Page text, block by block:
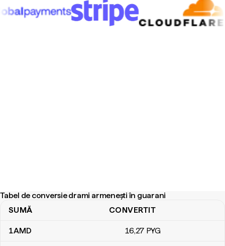
Tabel de conversie drami armenești în guarani
Tabel de conversie drami armenești în guarani
SUMĂ CONVERTIT
1AMD 16,27 PYG